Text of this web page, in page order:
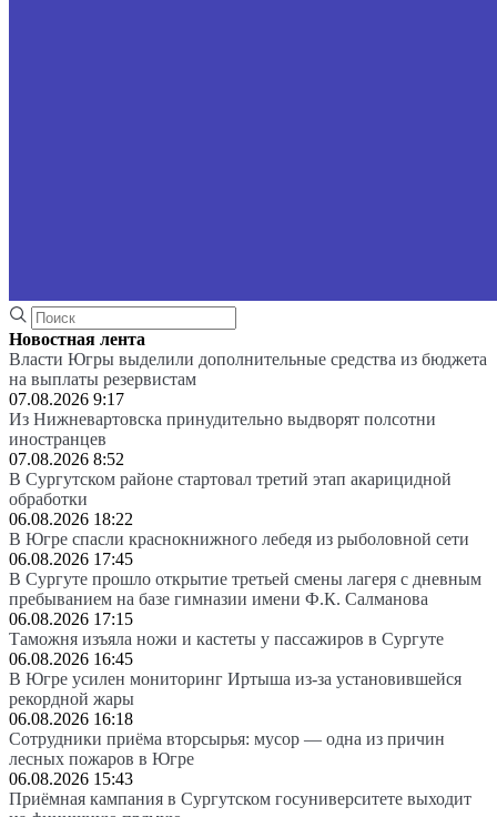
Новостная лента
Власти Югры выделили дополнительные средства из бюджета
на выплаты резервистам
07.08.2026 9:17
Из Нижневартовска принудительно выдворят полсотни
иностранцев
07.08.2026 8:52
В Сургутском районе стартовал третий этап акарицидной
обработки
06.08.2026 18:22
В Югре спасли краснокнижного лебедя из рыболовной сети
06.08.2026 17:45
В Сургуте прошло открытие третьей смены лагеря с дневным
пребыванием на базе гимназии имени Ф.К. Салманова
06.08.2026 17:15
Таможня изъяла ножи и кастеты у пассажиров в Сургуте
06.08.2026 16:45
В Югре усилен мониторинг Иртыша из-за установившейся
рекордной жары
06.08.2026 16:18
Сотрудники приёма вторсырья: мусор — одна из причин
лесных пожаров в Югре
06.08.2026 15:43
Приёмная кампания в Сургутском госуниверситете выходит